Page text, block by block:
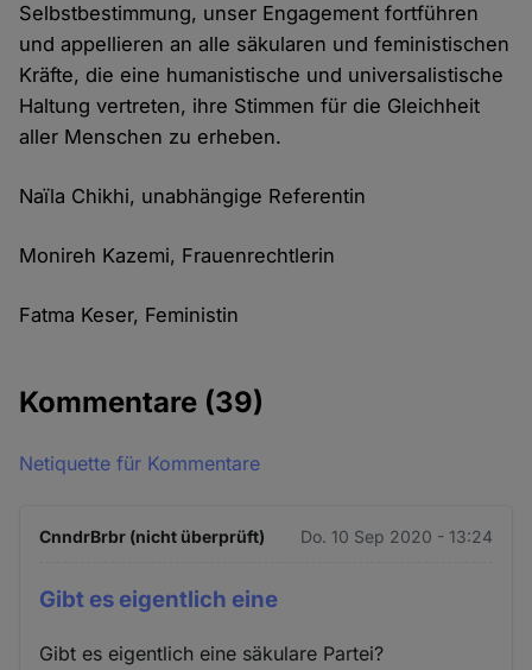
Selbstbestimmung, unser Engagement fortführen
und appellieren an alle säkularen und feministischen
Kräfte, die eine humanistische und universalistische
Haltung vertreten, ihre Stimmen für die Gleichheit
aller Menschen zu erheben.
Naïla Chikhi, unabhängige Referentin
Monireh Kazemi, Frauenrechtlerin
Fatma Keser, Feministin
Kommentare (39)
Netiquette für Kommentare
CnndrBrbr (nicht überprüft) Do. 10 Sep 2020 - 13:24
Gibt es eigentlich eine
Gibt es eigentlich eine säkulare Partei?